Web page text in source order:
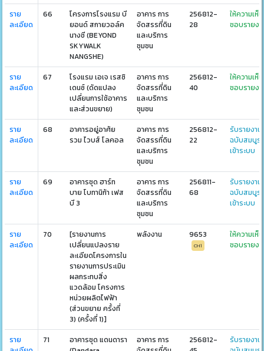
ราย
ละเอียด
66
โครงการโรงแรม บี
ยอนด์ สกายวอล์ค
นางชี (BEYOND
SKYWALK
NANGSHE)
อาคาร การ
จัดสรรที่ดิน
และบริการ
ชุมชน
256812-
28
ให้ความเห็น
ชอบรายงา
ราย
ละเอียด
67
โรงแรม เอเจ เรสซิ
เดนซ์ (ดัดแปลง
เปลี่ยนการใช้อาคาร
และส่วนขยาย)
อาคาร การ
จัดสรรที่ดิน
และบริการ
ชุมชน
256812-
40
ให้ความเห็น
ชอบรายงา
ราย
ละเอียด
68
อาคารอยู่อาศัย
รวม ไวบส์ โลคอล
อาคาร การ
จัดสรรที่ดิน
และบริการ
ชุมชน
256812-
22
รับรายงาน
ฉบับสมบู
เข้าระบบ
ราย
ละเอียด
69
อาคารชุด ฮาร์ท
บาย โบทานิก้า เฟส
บี 3
อาคาร การ
จัดสรรที่ดิน
และบริการ
ชุมชน
256811-
68
รับรายงาน
ฉบับสมบู
เข้าระบบ
ราย
ละเอียด
70
[รายงานการ
เปลี่ยนแปลงราย
ละเอียดโครงการใน
รายงานการประเมิน
ผลกระทบสิ่ง
แวดล้อม โครงการ
หน่วยผลิตไฟฟ้า
(ส่วนขยาย ครั้งที่
3) (ครั้งที่ 1)]
พลังงาน 9653
CH1
ให้ความเห็น
ชอบรายงา
ราย
71
อาคารชุด แดนดารา
อาคาร การ
256812-
รับรายงาน